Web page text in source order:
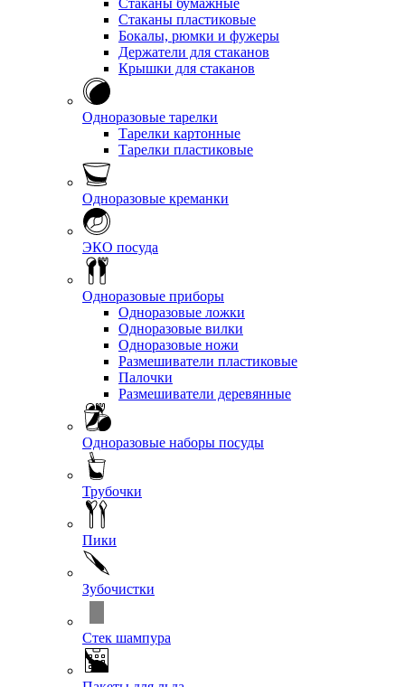
Стаканы бумажные
Стаканы пластиковые
Бокалы, рюмки и фужеры
Держатели для стаканов
Крышки для стаканов
Одноразовые тарелки
Тарелки картонные
Тарелки пластиковые
Одноразовые креманки
ЭКО посуда
Одноразовые приборы
Одноразовые ложки
Одноразовые вилки
Одноразовые ножи
Размешиватели пластиковые
Палочки
Размешиватели деревянные
Одноразовые наборы посуды
Трубочки
Пики
Зубочистки
Стек шампура